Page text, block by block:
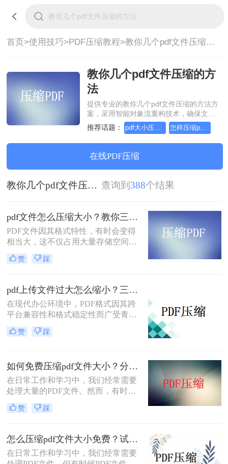
首页>使用技巧>PDF压缩教程> 教你几个pdf文件压缩的方法
教你几个pdf文件压缩的方
法
提供专业的教你几个pdf文件压缩的方法方
案，采用智能对象流重构技术，确保文档
1:1高保真还原且排版不乱码。支持一键批
量处理，全链路 SSL 加密保障隐私安全。
助您快速实现教你几个pdf文件压缩的方
法，无需安装，高效办公。
推荐话题： pdf大小压缩，实用方法不要错过
在线PDF压缩
教你几个pdf文件压缩的方法 查询到 388个结果
pdf文件怎么压缩大小？教你三种实用压缩方法！
PDF文件因其格式特性，有时会变得
相当大，这不仅占用大量存储空间，
还可能影响传输速度。那么pdf文件怎
么压缩大小呢？本文将介绍三种有效
赞 踩
pdf上传文件过大怎么缩小？三招助你轻松缩小！
在现代办公环境中，PDF格式因其跨
平台兼容性和格式稳定性而广受青
睐。然而，高清图片、复杂布局和丰
富内容往往导致PDF文件体积庞大，
绍三种简单实用的PDF压缩技巧，助
你轻松优化PDF文件，提升文档传输
效率。
赞 踩
如何免费压缩pdf文件大小？分享二个实用压缩方法！
在日常工作和学习中，我们经常需要
处理大量的PDF文件。然而，有时候
PDF文件过大，不仅占用存储空间，
还会影响上传和分享的速度。为了解
文将介绍两种免费压缩PDF文件大小
的方法。
赞 踩
怎么压缩pdf文件大小免费？试试这二种压缩方法！
在日常工作和学习中，我们经常需要